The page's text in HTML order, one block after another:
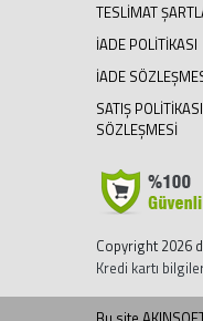
TESLIMAT
İADE POLITIKASI
İADE
SATIŞ POLITIKASI
SÖZLEŞMESI
Copyright 2026
Kredi kartı